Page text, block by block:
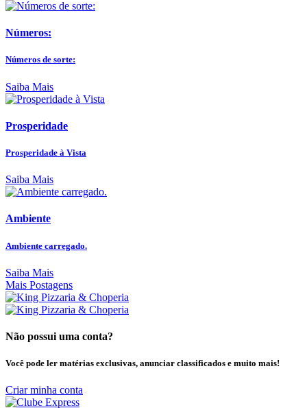
Números:
Números de sorte:
Saiba Mais
Prosperidade
Prosperidade à Vista
Saiba Mais
Ambiente
Ambiente carregado.
Saiba Mais
Mais Postagens
Não possui uma conta?
Você pode ler matérias exclusivas, anunciar classificados e muito mais!
Criar minha conta